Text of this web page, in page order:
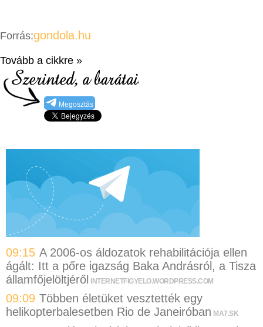
Forrás:gondola.hu
Tovább a cikkre »
Megosztás
09:15 A 2006-os áldozatok rehabilitációja ellen
ágált: Itt a pőre igazság Baka Andrásról, a Tisza
államfőjelöltjéről INTERNETFIGYELO.WORDPRESS.COM
09:09 Többen életüket vesztették egy
helikopterbalesetben Rio de Janeiróban MA7.SK